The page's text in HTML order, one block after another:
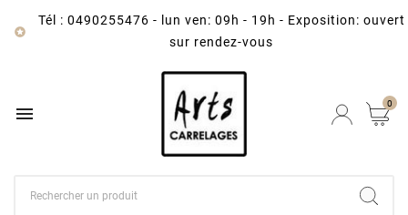

Tél : 0490255476 -
lun ven: 09h - 19h - Exposition: ouvert
sur rendez-vous
 0